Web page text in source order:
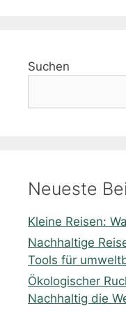
Suchen
Neueste
Kleine Reisen:
Nachhaltige
Tools für
Ökologischer
Nachhaltig die